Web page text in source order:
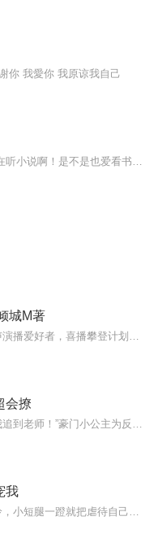
你 我愛你 我原谅我自己
城M著
会撩
我